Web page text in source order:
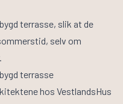
terrasse, slik at de
selv om
terrasse
hos VestlandsHus